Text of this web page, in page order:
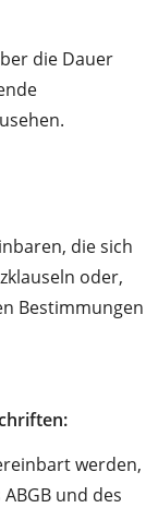
die Dauer
die sich
oder,
Bestimmungen
werden,
und des